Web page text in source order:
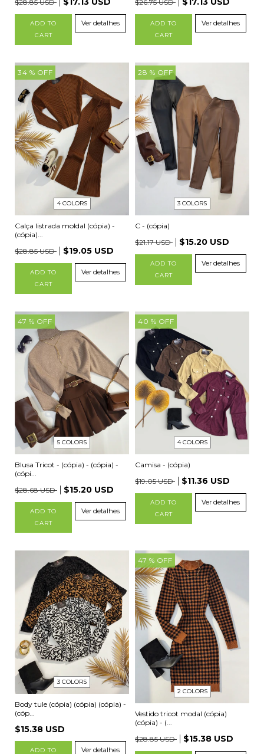
$28.85 USD
ADD TO
CART
Ver detalhes
$26.75 USD
ADD TO
CART
Ver detalhes
34 % OFF
4 COLORS
Calça listrada moldal (cópia) -
(cópia)...
$28.85 USD
$19.05 USD
ADD TO
CART
Ver detalhes
28 % OFF
3 COLORS
C - (cópia)
$21.17 USD
$15.20 USD
ADD TO
CART
Ver detalhes
47 % OFF
5 COLORS
Blusa Tricot - (cópia) - (cópia) -
(cópi...
$28.68 USD
$15.20 USD
ADD TO
CART
Ver detalhes
40 % OFF
4 COLORS
Camisa - (cópia)
$19.05 USD
$11.36 USD
ADD TO
CART
Ver detalhes
3 COLORS
Body tule (cópia) (cópia) (cópia) -
(cóp...
$15.38 USD
ADD TO Ver detalhes
47 % OFF
2 COLORS
Vestido tricot modal (cópia)
(cópia) - (...
$28.85 USD
$15.38 USD